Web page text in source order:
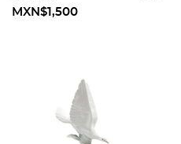
cm altura Detal...
MXN$1,500